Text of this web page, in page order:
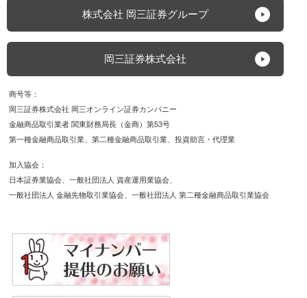
株式会社 岡三証券グループ
岡三証券株式会社
商号等
岡三証券株式会社 岡三オンライン証券カンパニー
金融商品取引業者 関東財務局長（金商）第53号
第一種金融商品取引業
第二種金融商品取引業 投資助言・代理業
加入協会
日本証券業協会
一般社団法人 資産運用業協会
一般社団法人 金融先物取引業協会
一般社団法人 第二種金融商品取引業協会